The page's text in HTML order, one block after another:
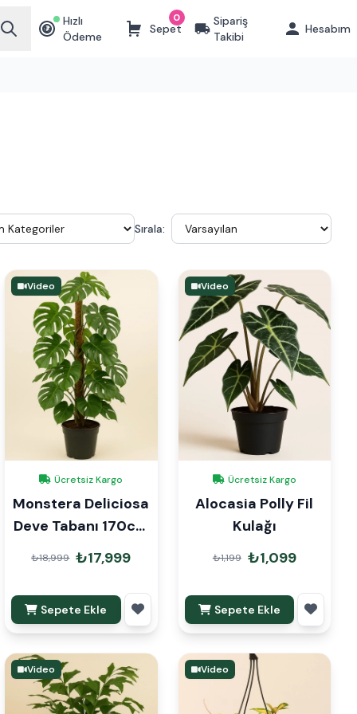
₺
Hızlı
Ödeme
Sepet
0
Sipariş
Takibi
Hesabım
Sırala:
Video
Ücretsiz Kargo
Monstera Deliciosa
Deve Tabanı 170cm
Mons Çubuklu
₺18,999 ₺17,999
Sepete Ekle
Video
Ücretsiz Kargo
Alocasia Polly Fil
Kulağı
₺1,199 ₺1,099
Sepete Ekle
Video Video